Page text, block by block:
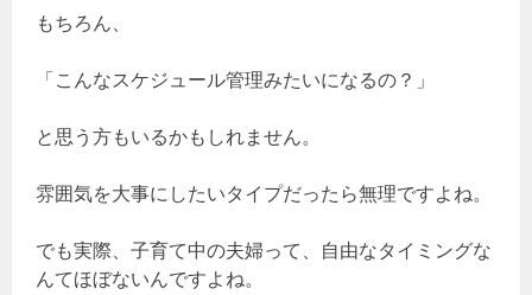
もちろん、
「こんなスケジュール管理みたいになるの？」
と思う方もいるかもしれません。
雰囲気を大事にしたいタイプだったら無理ですよね。
でも実際、子育て中の夫婦って、自由なタイミングな
んてほぼないんですよね。